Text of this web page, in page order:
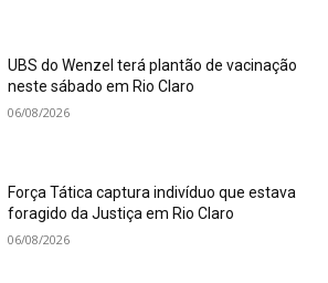
UBS do Wenzel terá plantão de vacinação
neste sábado em Rio Claro
06/08/2026
Força Tática captura indivíduo que estava
foragido da Justiça em Rio Claro
06/08/2026